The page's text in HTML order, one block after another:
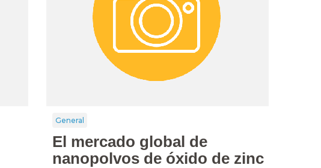
General
El mercado global de
nanopolvos de óxido de zinc